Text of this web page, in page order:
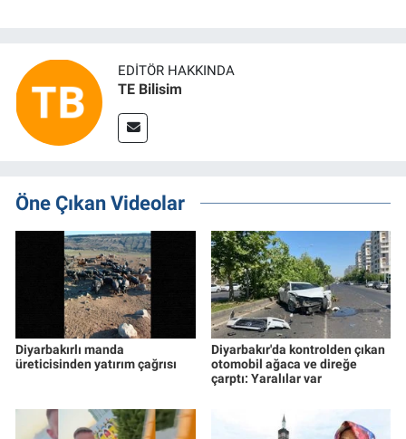
EDITÖR HAKKINDA
TE Bilisim
Öne Çıkan Videolar
Diyarbakırlı manda
üreticisinden yatırım çağrısı
Diyarbakır'da kontrolden çıkan
otomobil ağaca ve direğe
çarptı: Yaralılar var